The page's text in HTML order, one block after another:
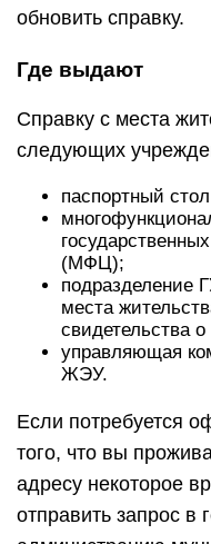
обновить справку.
Где выдают
Справку с места
следующих
паспортный
(МФЦ);
подразделение
места
свидетельства
управляющая
ЖЭУ.
Если потребуется
того, что вы
адресу некоторое
отправить запрос в